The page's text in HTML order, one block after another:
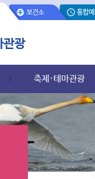
보건소 통합
축제·테마관광